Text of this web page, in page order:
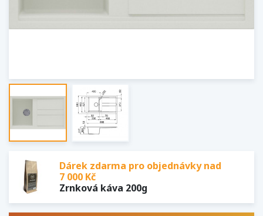
Dárek zdarma pro objednávky nad
7 000 Kč
Zrnková káva 200g